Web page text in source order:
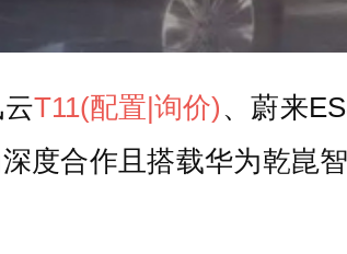
T11(配置|询价)、蔚来
度合作且搭载华为乾崑